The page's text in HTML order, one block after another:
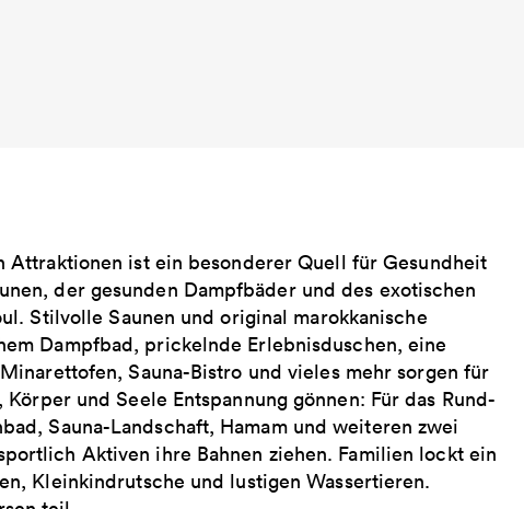
ist ein besonderer Quell für Gesundheit
der gesunden Dampfbäder und des exotischen
Stilvolle Saunen und original marokkanische
Dampfbad, prickelnde Erlebnisduschen, eine
Sauna-Bistro und vieles mehr sorgen für
und Seele Entspannung gönnen: Für das Rund-
Sauna-Landschaft, Hamam und weiteren zwei
Aktiven ihre Bahnen ziehen. Familien lockt ein
Kleinkindrutsche und lustigen Wassertieren.